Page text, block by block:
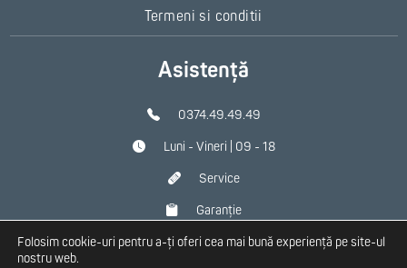
Termeni si conditii
Asistență
0374.49.49.49
Luni - Vineri | 09 - 18
Service
Garanție
Contact
Folosim cookie-uri pentru a-ți oferi cea mai bună experiență pe site-ul
nostru web.